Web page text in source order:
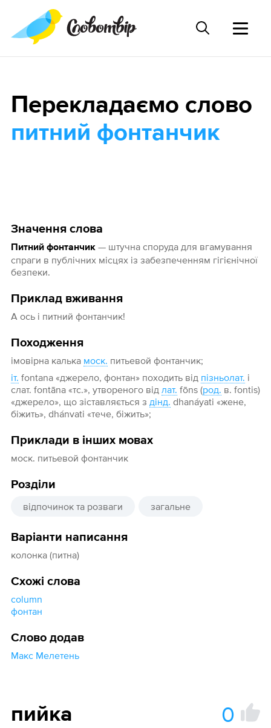
Значення слова
Питний фонтанчик— штучна споруда для вгамування
спраги в публічних місцях із забезпеченням гігієнічної
безпеки.
Приклад вживання
А ось і питний фонтанчик!
Походження
імовірна калька моск. питьевой фонтанчик;
іт. fontana «джерело, фонтан» походить від пізньолат. і
слат. fontāna «тс.», утвореного від лат. fōns (род. в. fоntis)
«джерело», що зіставляється з дінд. dhanáyati «жене,
біжить», dhánvati «тече, біжить»;
Приклади в інших мовах
моск. питьевой фонтанчик
Розділи
відпочинок та розваги загальне
Варіанти написання
колонка (питна)
Схожі слова
column
фонтан
Слово додав
Макс Мелетень
Перекладаємо слово
питний фонтанчик
пийка 0